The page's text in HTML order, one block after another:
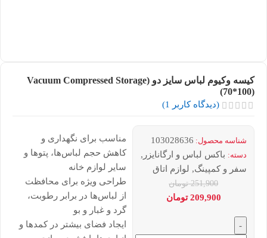
کیسه وکیوم لباس سایز دو (Vacuum Compressed Storage
(70*100)
(دیدگاه کاربر 1
)
مناسب برای نگهداری و
کاهش حجم لباس‌ها، پتوها و
سایر لوازم خانه
طراحی ویژه برای محافظت
از لباس‌ها در برابر رطوبت،
گرد و غبار و بو
ایجاد فضای بیشتر در کمدها و
شناسه محصول: 103028636
دسته: باکس لباس و ارگانایزر ,
سفر و کمپینگ, لوازم اتاق
251,900 تومان
209,900 تومان
-